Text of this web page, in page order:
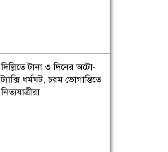
দিল্লিতে টানা ৩ দিনের অটো-
ট্যাক্সি ধর্মঘট, চরম ভোগান্তিতে
নিত্যযাত্রীরা